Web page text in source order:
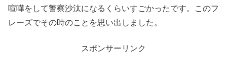
喧嘩をして警察沙汰になるくらいすごかったです。このフ
レーズでその時のことを思い出しました。
スポンサーリンク